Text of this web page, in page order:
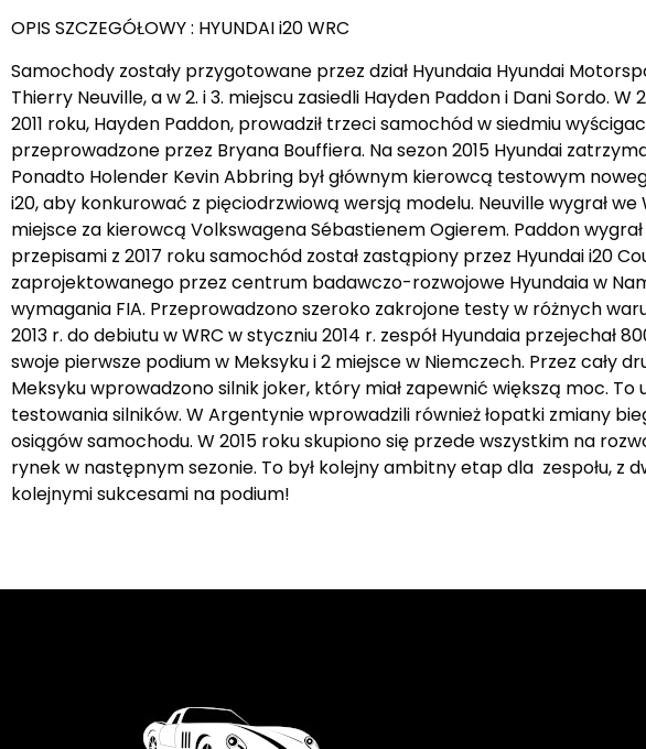
OPIS SZCZEGÓŁOWY : HYUNDAI i20 WRC
Samochody zostały przygotowane przez dział Hyundaia Hyundai
Thierry Neuville, a w 2. i 3. miejscu zasiedli Hayden Paddon i Dani Sordo.
2011 roku, Hayden Paddon, prowadził trzeci samochód w siedmiu
przeprowadzone przez Bryana Bouffiera. Na sezon 2015 Hyundai
Ponadto Holender Kevin Abbring był głównym kierowcą testowym
i20, aby konkurować z pięciodrzwiową wersją modelu. Neuville wygrał
miejsce za kierowcą Volkswagena Sébastienem Ogierem. Paddon
przepisami z 2017 roku samochód został zastąpiony przez Hyundai i20
zaprojektowanego przez centrum badawczo-rozwojowe Hyundaia w
wymagania FIA. Przeprowadzono szeroko zakrojone testy w różnych
2013 r. do debiutu w WRC w styczniu 2014 r. zespół Hyundaia przejechał
swoje pierwsze podium w Meksyku i 2 miejsce w Niemczech. Przez cały
Meksyku wprowadzono silnik joker, który miał zapewnić większą moc.
testowania silników. W Argentynie wprowadzili również łopatki zmiany
osiągów samochodu. W 2015 roku skupiono się przede wszystkim na
rynek w następnym sezonie. To był kolejny ambitny etap dla zespołu,
kolejnymi sukcesami na podium!